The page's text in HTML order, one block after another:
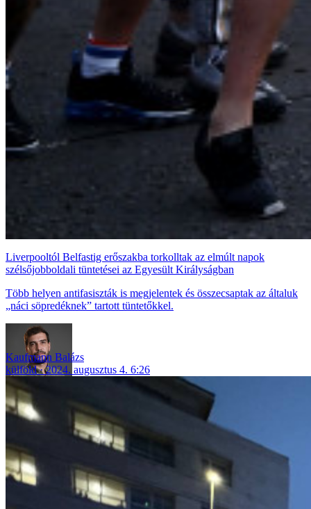
Liverpooltól Belfastig erőszakba torkolltak az elmúlt napok
szélsőjobboldali tüntetései az Egyesült Királyságban
Több helyen antifasiszták is megjelentek és összecsaptak az általuk
„náci söpredéknek” tartott tüntetőkkel.
Kaufmann Balázs
külföld
2024. augusztus 4. 6:26